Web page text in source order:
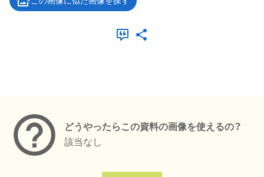
どうやったらこの資料の画像を使えるの？
該当なし